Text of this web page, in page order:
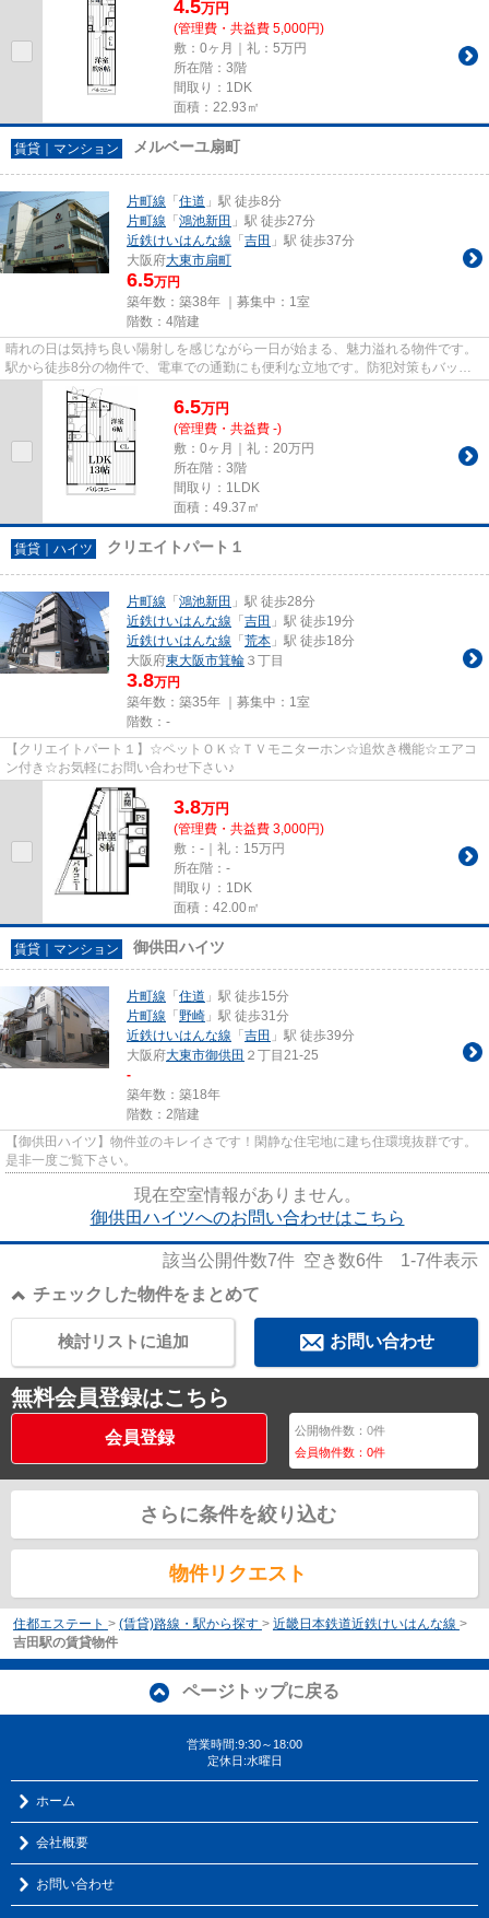
4.5万円
(管理費・共益費 5,000円)
敷：0ヶ月｜礼：5万円
所在階：3階
間取り：1DK
面積：22.93㎡
賃貸｜マンション メルベーユ扇町
片町線 「 住道 」駅 徒歩8分
片町線 「 鴻池新田 」駅 徒歩27分
近鉄けいはんな線 「 吉田 」駅 徒歩37分
大阪府大東市扇町
6.5万円
築年数：築38年 ｜募集中： 1室
階数：4階建
晴れの日は気持ち良い陽射しを感じながら一日が始まる、魅力溢れる物件です。
駅から徒歩8分の物件で、電車での通勤にも便利な立地です。防犯対策もバッチ
リなマンションタイプの物件で...
6.5万円
(管理費・共益費 -)
敷：0ヶ月｜礼：20万円
所在階：3階
間取り：1LDK
面積：49.37㎡
賃貸｜ハイツ クリエイトパート１
片町線 「 鴻池新田 」駅 徒歩28分
近鉄けいはんな線 「 吉田 」駅 徒歩19分
近鉄けいはんな線 「 荒本 」駅 徒歩18分
大阪府東大阪市箕輪 ３丁目
3.8万円
築年数：築35年 ｜募集中： 1室
階数：-
【クリエイトパート１】☆ペットＯＫ☆ＴＶモニターホン☆追炊き機能☆エアコ
ン付き☆お気軽にお問い合わせ下さい♪
3.8万円
(管理費・共益費 3,000円)
敷：-｜礼：15万円
所在階：-
間取り：1DK
面積：42.00㎡
賃貸｜マンション 御供田ハイツ
片町線 「 住道 」駅 徒歩15分
片町線 「 野崎 」駅 徒歩31分
近鉄けいはんな線 「 吉田 」駅 徒歩39分
大阪府大東市御供田 ２丁目21-25
-
築年数：築18年
階数：2階建
【御供田ハイツ】物件並のキレイさです！閑静な住宅地に建ち住環境抜群です。
是非一度ご覧下さい。
現在空室情報がありません。
御供田ハイツへのお問い合わせはこちら
該当公開件数7件 空き数6件 1-7件表示
チェックした物件をまとめて
お問い合わせ
検討リストに追加
無料会員登録はこちら
会員登録 公開物件数：0件
会員物件数：0件
さらに条件を絞り込む
物件リクエスト
住都エステート > (賃貸)路線・駅から探す > 近畿日本鉄道近鉄けいはんな線 >
吉田駅の賃貸物件
ページトップに戻る
営業時間:9:30～18:00
定休日:水曜日
ホーム
会社概要
お問い合わせ